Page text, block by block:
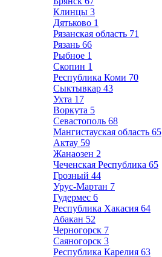
Клинцы 3
Дятьково 1
Рязанская область 71
Рязань 66
Рыбное 1
Скопин 1
Республика Коми 70
Сыктывкар 43
Ухта 17
Воркута 5
Севастополь 68
Мангистауская область 65
Актау 59
Жанаозен 2
Чеченская Республика 65
Грозный 44
Урус-Мартан 7
Гудермес 6
Республика Хакасия 64
Абакан 52
Черногорск 7
Саяногорск 3
Республика Карелия 63